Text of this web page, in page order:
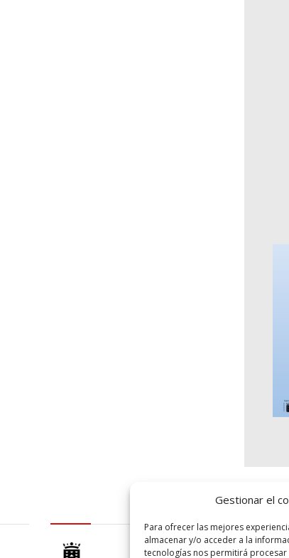
Gestionar el
Para ofrecer las mejores
almacenar y/o acceder a la
tecnologías nos permitirá